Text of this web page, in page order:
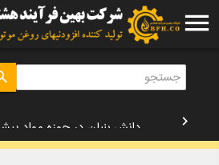
menu
chevron_right دانش بنیان در حوزه مواد